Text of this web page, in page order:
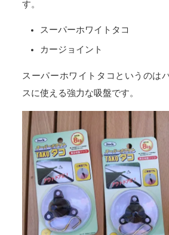
す。
スーパーホワイトタコ
カージョイント
スーパーホワイトタコというのは
スに使える強力な吸盤です。